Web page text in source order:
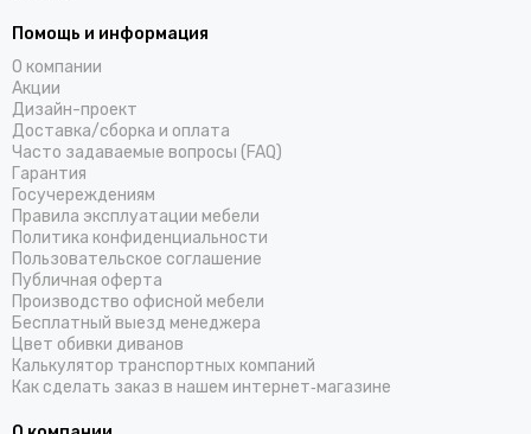
Помощь и информация
О компании
Акции
Дизайн-проект
Доставка/cборка и оплата
Часто задаваемые вопросы (FAQ)
Гарантия
Госучереждениям
Правила эксплуатации мебели
Политика конфиденциальности
Пользовательское соглашение
Публичная оферта
Производство офисной мебели
Бесплатный выезд менеджера
Цвет обивки диванов
Калькулятор транспортных компаний
Как сделать заказ в нашем интернет‑магазине